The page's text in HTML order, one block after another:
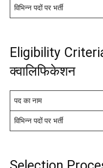
विभिन्न पदों पर भर्ती
Eligibility
क्वालिफिकेशन
पद का नाम
विभिन्न पदों पर भर्ती